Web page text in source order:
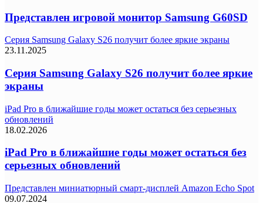
Представлен игровой монитор Samsung G60SD
Серия Samsung Galaxy S26 получит более яркие экраны
23.11.2025
Серия Samsung Galaxy S26 получит более яркие
экраны
iPad Pro в ближайшие годы может остаться без серьезных
обновлений
18.02.2026
iPad Pro в ближайшие годы может остаться без
серьезных обновлений
Представлен миниатюрный смарт-дисплей Amazon Echo Spot
09.07.2024